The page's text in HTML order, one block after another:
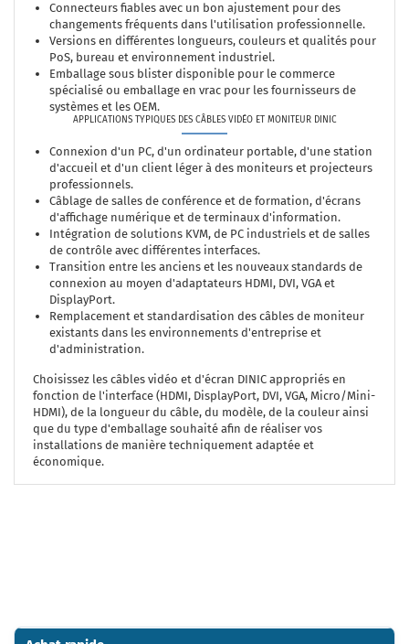
Connecteurs fiables avec un bon ajustement pour des
changements fréquents dans l'utilisation professionnelle.
Versions en différentes longueurs, couleurs et qualités pour
PoS, bureau et environnement industriel.
Emballage sous blister disponible pour le commerce
spécialisé ou emballage en vrac pour les fournisseurs de
systèmes et les OEM.
APPLICATIONS TYPIQUES DES CÂBLES VIDÉO ET MONITEUR DINIC
Connexion d'un PC, d'un ordinateur portable, d'une station
d'accueil et d'un client léger à des moniteurs et projecteurs
professionnels.
Câblage de salles de conférence et de formation, d'écrans
d'affichage numérique et de terminaux d'information.
Intégration de solutions KVM, de PC industriels et de salles
de contrôle avec différentes interfaces.
Transition entre les anciens et les nouveaux standards de
connexion au moyen d'adaptateurs HDMI, DVI, VGA et
DisplayPort.
Remplacement et standardisation des câbles de moniteur
existants dans les environnements d'entreprise et
d'administration.
Choisissez les câbles vidéo et d'écran DINIC appropriés en
fonction de l'interface (HDMI, DisplayPort, DVI, VGA, Micro/Mini-
HDMI), de la longueur du câble, du modèle, de la couleur ainsi
que du type d'emballage souhaité afin de réaliser vos
installations de manière techniquement adaptée et
économique.